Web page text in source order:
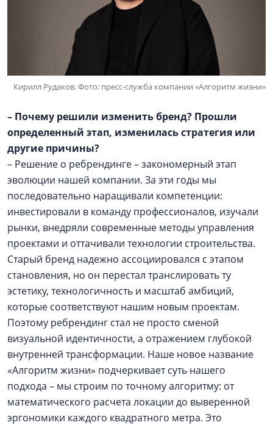
Кирилл Рудаков. Фото: пресс-служба компании «Алгоритм жизни»
– Почему решили изменить бренд? Прошли
определенный этап, изменилась стратегия или
другие причины?
– Решение о ребрендинге – закономерный этап
эволюции нашей компании. За эти годы мы
последовательно наращивали компетенции:
инвестировали в команду профессионалов, изучали
рынки, внедряли современные методы управления
проектами и оттачивали технологии строительства.
Старый бренд надежно ассоциировался с этапом
становления, но он перестал транслировать ту
эстетику, технологичность и масштаб амбиций,
которые соответствуют нашим новым проектам.
Поэтому ребрендинг стал не просто сменой
визуальной идентичности, а отражением глубокой
внутренней трансформации. Наше новое название
«Алгоритм жизни» подчеркивает суть нашего
подхода – мы строим по точному алгоритму: от
математического расчета локации до выверенной
эргономики каждого квадратного метра. Это